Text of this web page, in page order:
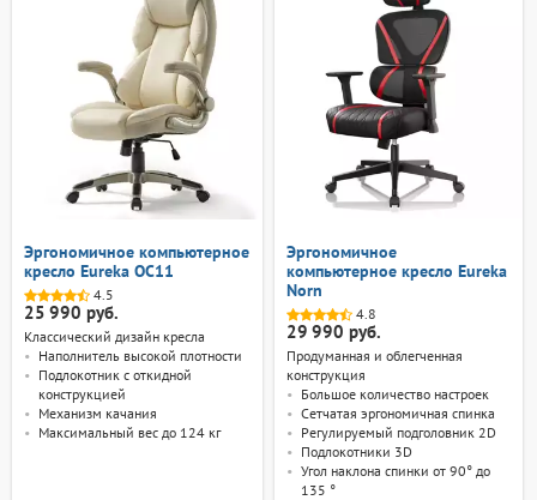
Эргономичное компьютерное
кресло Eureka OC11
4.5
25 990 руб.
Классический дизайн кресла
Наполнитель высокой плотности
Подлокотник с откидной
конструкцией
Механизм качания
Максимальный вес до 124 кг
Эргономичное
компьютерное кресло Eureka
Norn
4.8
29 990 руб.
Продуманная и облегченная
конструкция
Большое количество настроек
Сетчатая эргономичная спинка
Регулируемый подголовник 2D
Подлокотники 3D
Угол наклона спинки от 90° до
135 °